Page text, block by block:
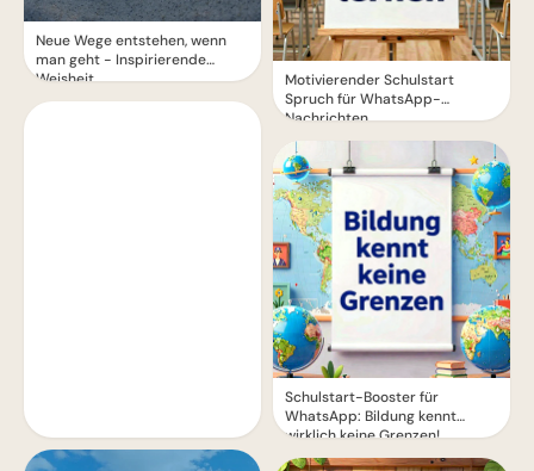
Neue Wege entstehen, wenn
man geht - Inspirierende
Weisheit
Motivierender Schulstart
Spruch für WhatsApp-
Nachrichten
Schulstart-Booster für
WhatsApp: Bildung kennt
wirklich keine Grenzen!